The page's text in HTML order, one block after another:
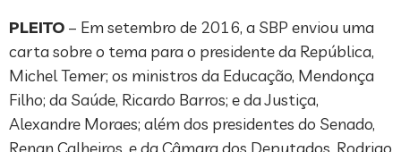
PLEITO – Em setembro de 2016, a SBP enviou uma
carta sobre o tema para o presidente da República,
Michel Temer; os ministros da Educação, Mendonça
Filho; da Saúde, Ricardo Barros; e da Justiça,
Alexandre Moraes; além dos presidentes do Senado,